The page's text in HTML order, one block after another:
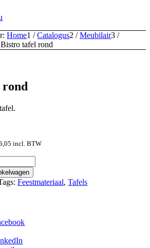
Home1 / Catalogus2 / Meubilair3 /
Bistro tafel rond
incl. BTW
Feestmateriaal,Tafels